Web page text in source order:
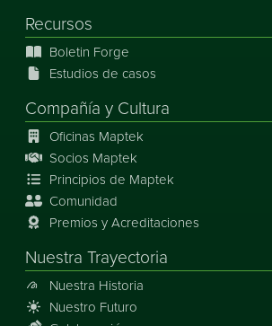
Recursos
Boletin Forge
Estudios de casos
Compañía y Cultura
Oficinas Maptek
Socios Maptek
Principios de Maptek
Comunidad
Premios y Acreditaciones
Nuestra Trayectoria
Nuestra Historia
Nuestro Futuro